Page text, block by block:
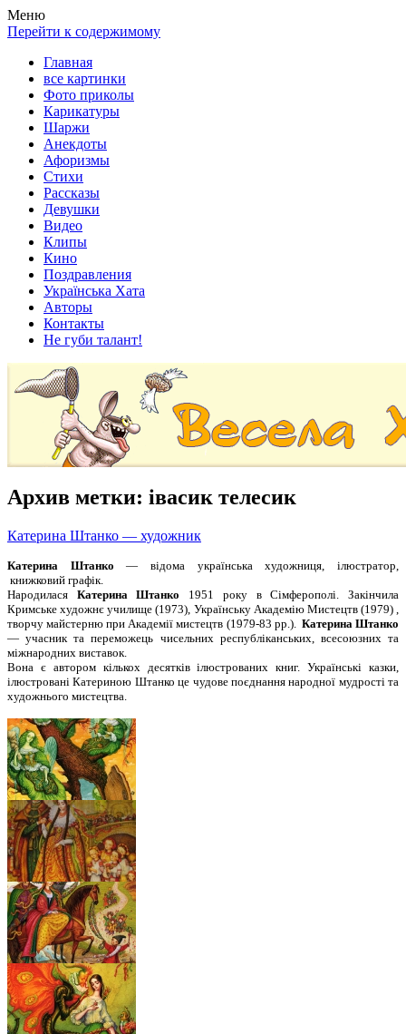
Весела хата — прикольные картинки, смешные истории,
клипы!
Покажем всем ваши фото приколы, карикатуры, шаржи, стихи,
рассказы, видео и песни!
Меню
Перейти к содержимому
Главная
все картинки
Фото приколы
Карикатуры
Шаржи
Анекдоты
Афоризмы
Стихи
Рассказы
Девушки
Видео
Клипы
Кино
Поздравления
Українська Хата
Авторы
Контакты
Не губи талант!
Архив метки: івасик телесик
Катерина Штанко — художник
Катерина Штанко — відома українська художниця, ілюстратор,
книжковий графік.
Народилася Катерина Штанко 1951 року в Сімферополі. Закінчила
Кримське художнє училище (1973), Українську Академію Мистецтв (1979) ,
творчу майстерню при Академії мистецтв (1979-83 рр.). Катерина Штанко
— учасник та переможець чисельних республіканських, всесоюзних та
міжнародних виставок.
Вона є автором кількох десятків ілюстрованих книг. Українські казки,
ілюстровані Катериною Штанко це чудове поєднання народної мудрості та
художнього мистецтва.